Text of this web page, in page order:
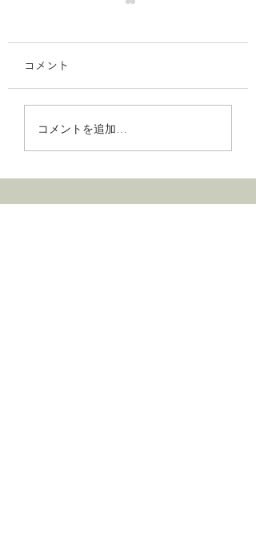
【中央公論】10月号に
インタビュー記事「人
コメント
コメントを追加…